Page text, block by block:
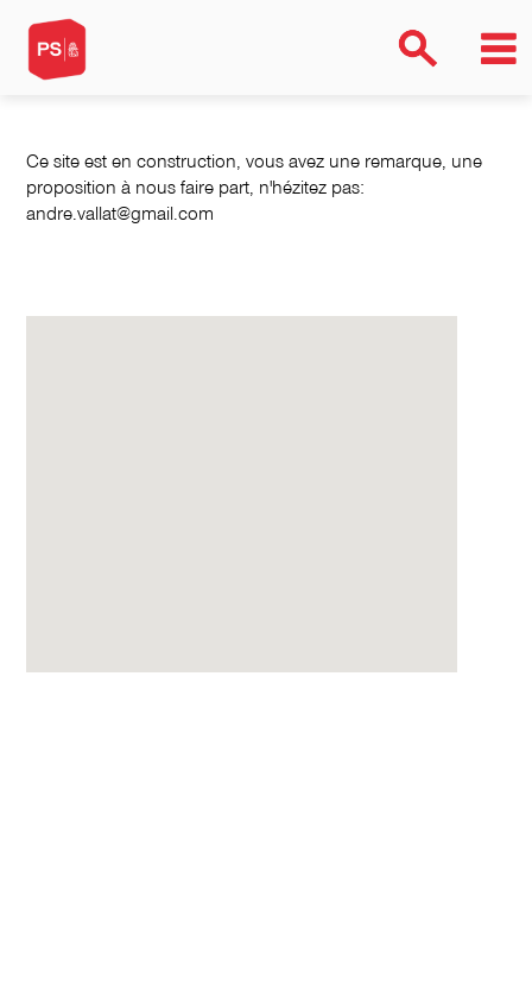
Ce site est en construction, vous avez une remarque, une
proposition à nous faire part, n'hézitez pas:
andre.vallat@gmail.com